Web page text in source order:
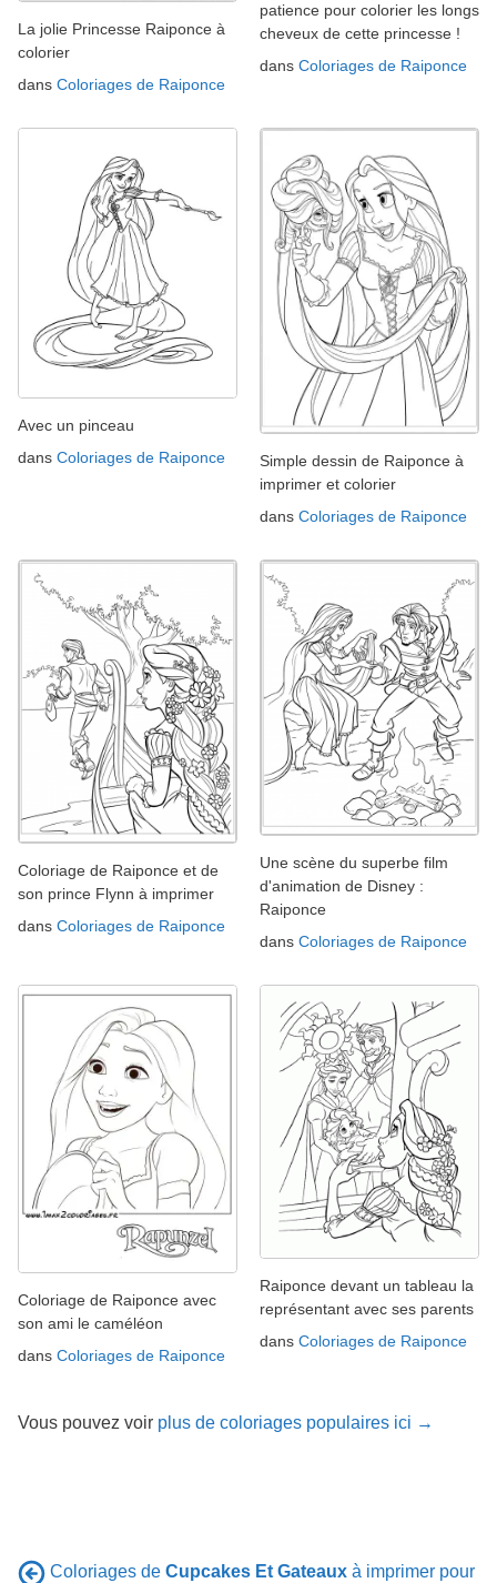
La jolie Princesse Raiponce à
colorier
dans Coloriages de Raiponce
patience pour colorier les longs
cheveux de cette princesse !
dans Coloriages de Raiponce
Avec un pinceau
dans Coloriages de Raiponce
Simple dessin de Raiponce à
imprimer et colorier
dans Coloriages de Raiponce
Coloriage de Raiponce et de
son prince Flynn à imprimer
dans Coloriages de Raiponce
Une scène du superbe film
d'animation de Disney :
Raiponce
dans Coloriages de Raiponce
Coloriage de Raiponce avec
son ami le caméléon
dans Coloriages de Raiponce
Raiponce devant un tableau la
représentant avec ses parents
dans Coloriages de Raiponce
Vous pouvez voir plus de coloriages populaires ici →
Coloriages de Cupcakes Et Gateaux à imprimer pour